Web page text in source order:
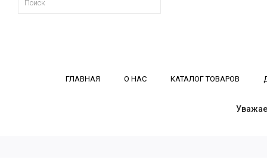
ГЛАВНАЯ О НАС КАТАЛОГ ТОВАРОВ